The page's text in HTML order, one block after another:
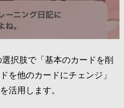
択肢で「基本のカードを削
を他のカードにチェンジ」
活用します。